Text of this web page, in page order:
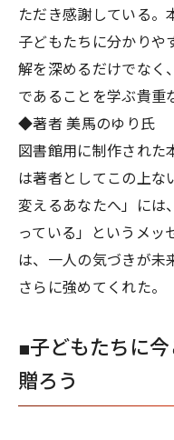
ただき感謝している。
子どもたちに分かりや
解を深めるだけでなく
であることを学ぶ貴重
◆著者 美馬のゆり氏
図書館用に制作された
は著者としてこの上な
変えるあなたへ」には
っている」というメッ
は、一人の気づきが未
さらに強めてくれた。
■子どもたちに
贈ろう